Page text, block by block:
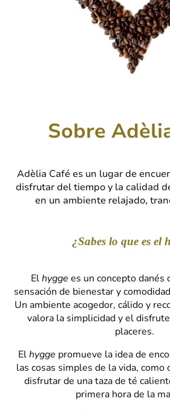
Sobre
Adèlia Café es un lugar de
disfrutar del tiempo y la calidad
en un ambiente relajado,
¿Sabes lo que es el
Elhygge es un concepto danés
sensación de bienestar y
Un ambiente acogedor, cálido y
valora la simplicidad y el
placeres.
Elhygge promueve la idea de
las cosas simples de la vida,
disfrutar de una taza de té
primera hora de la